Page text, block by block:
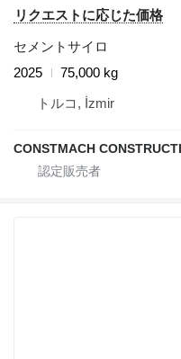
リクエストに応じた価格
セメントサイロ
2025
75,000 kg
トルコ, İzmir
CONSTMACH